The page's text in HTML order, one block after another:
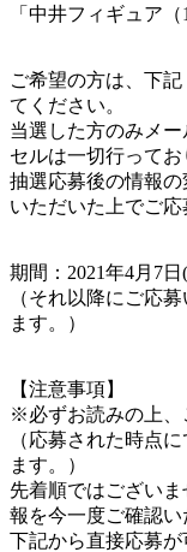
「中井フィギュア
ご希望の方は、下
てください。
当選した方のみメ
セルは一切行ってお
抽選応募後の情報
いただいた上でご応
期間：2021年4月7日
（それ以降にご応
ます。）
【注意事項】
※必ずお読みの上、
（応募された時点
ます。）
先着順ではござい
報を今一度ご確認い
下記から直接応募